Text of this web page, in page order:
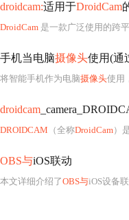
droidcam:适用于DroidCam
DroidCam 是一款广泛使用的跨
手机当电脑摄像头使用(通
将智能手机作为电脑摄像头使用，是
droidcam
DROIDCAM （全称DroidCam）
OBS与iOS联动
本文详细介绍了OBS与iOS设备联动